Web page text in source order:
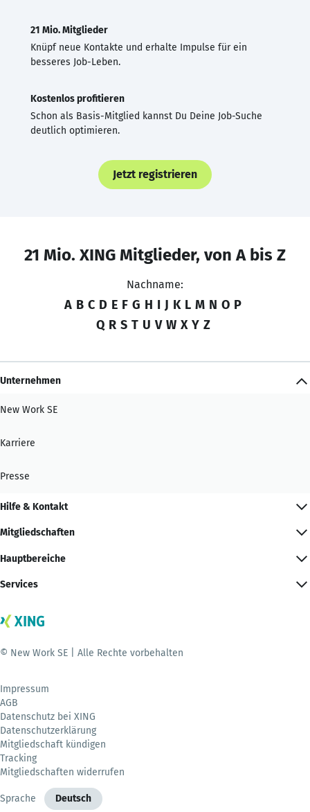
21 Mio. Mitglieder
Knüpf neue Kontakte und erhalte Impulse für ein
besseres Job-Leben.
Kostenlos profitieren
Schon als Basis-Mitglied kannst Du Deine Job-Suche
deutlich optimieren.
Jetzt registrieren
21 Mio. XING Mitglieder, von A bis Z
Nachname:
A B C D E F G H I J K L M N O P
Q R S T U V W X Y Z
Unternehmen
New Work SE
Karriere
Presse
Hilfe & Kontakt
Mitgliedschaften
Hauptbereiche
Services
© New Work SE | Alle Rechte vorbehalten
Impressum
AGB
Datenschutz bei XING
Datenschutzerklärung
Mitgliedschaft kündigen
Tracking
Mitgliedschaften widerrufen
Sprache Deutsch